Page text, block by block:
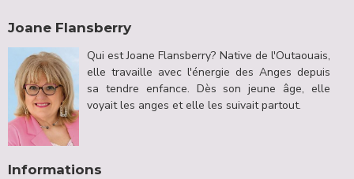
Joane Flansberry
Qui est Joane Flansberry? Native de l'Outaouais,
elle travaille avec l'énergie des Anges depuis
sa tendre enfance. Dès son jeune âge, elle
voyait les anges et elle les suivait partout.
Informations